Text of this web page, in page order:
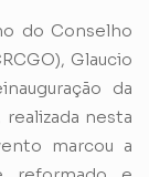
do Conselho
Glaucio
da
nesta
marcou a